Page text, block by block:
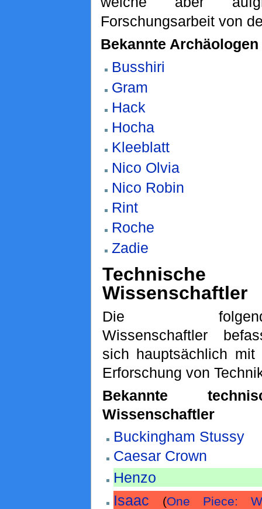
Forschungsarbeit von
Bekannte Archäologen
Busshiri
Gram
Hack
Hocha
Kleeblatt
Nico Olvia
Nico Robin
Rint
Roche
Zadie
Technische
Wissenschaftler
Die
Wissenschaftler
sich hauptsächlich mit
Erforschung von
Bekannte
Wissenschaftler
Buckingham Stussy
Caesar Crown
Henzo
Isaac
(One Piece: